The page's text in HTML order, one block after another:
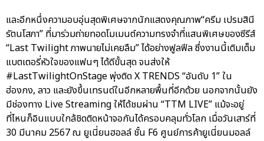
และอีกหนึ่งความอบอุ่นสุดพิเศษจากนักแสดงคุณภาพ“ครีม เปรมสินี
รัตนโสภา” ที่มาร่วมถ่ายทอดโมเมนต์ความทรงจำที่แสนพิเศษของซีรีส์
“Last Twilight ภาพนายไม่เคยลืม” ได้อย่างฟูลฟีล ซึ่งงานนี้เติมเต็ม
แบตเตอรี่หัวใจของแฟนๆ ได้ดีขั้นสุด จนส่งให้
#LastTwilightOnStage พุ่งติด X TRENDS “อันดับ 1” ใน
ฮ่องกง, ลาว และยังขึ้นเทรนด์ในอีกหลายพื้นที่อีกด้วย นอกจากนั้นยัง
มีช่องทาง Live Streaming ให้ได้ชมผ่าน “TTM LIVE” แม้จะอยู่
ที่ไหนก็อินแบบใกล้ชิดติดหน้าจอกันได้ครอบคลุมทั่วโลก เมื่อวันเสาร์ที่
30 มีนาคม 2567 ณ ยูเนี่ยนฮอลล์ ชั้น F6 ศูนย์การค้ายูเนี่ยนมอลล์